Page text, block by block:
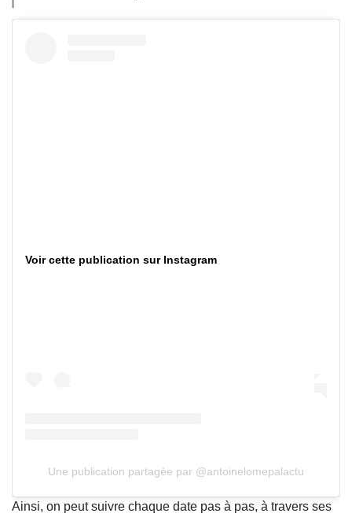
Voir cette publication sur Instagram
Une publication partagée par @antoinelomepalactu
Ainsi, on peut suivre chaque date pas à pas, à travers ses